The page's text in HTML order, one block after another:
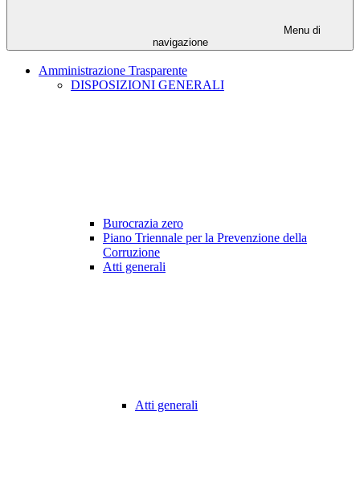
Menu di
navigazione
Amministrazione Trasparente
DISPOSIZIONI GENERALI
Burocrazia zero
Piano Triennale per la Prevenzione della
Corruzione
Atti generali
Atti generali